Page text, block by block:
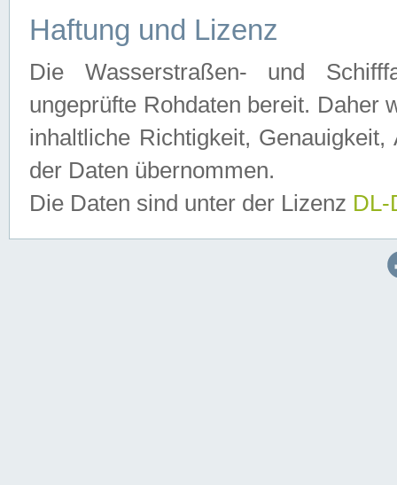
Haftung und Lizenz
Die Wasserstraßen- und
ungeprüfte Rohdaten bereit. Daher
inhaltliche Richtigkeit,
der Daten übernommen.
Die Daten sind unter der Lizenz